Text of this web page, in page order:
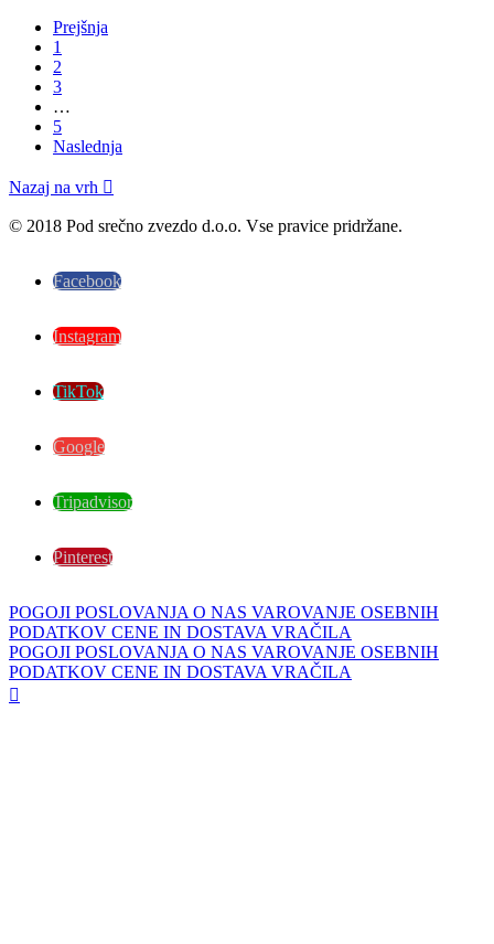
Prejšnja
1
2
3
…
5
Naslednja
Nazaj na vrh 
© 2018 Pod srečno zvezdo d.o.o. Vse pravice pridržane.
Facebook
Instagram
TikTok
Google
Tripadvisor
Pinterest
POGOJI POSLOVANJA O NAS VAROVANJE OSEBNIH
PODATKOV CENE IN DOSTAVA VRAČILA
POGOJI POSLOVANJA O NAS VAROVANJE OSEBNIH
PODATKOV CENE IN DOSTAVA VRAČILA
